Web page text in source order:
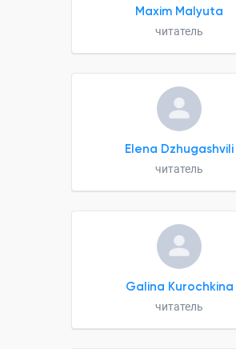
Maxim Malyuta
читатель
Elena Dzhugashvili
читатель
Galina Kurochkina
читатель